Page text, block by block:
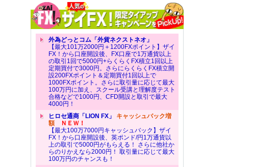
外為どっとコム「外貨ネクストネオ」
【最大101万2000円＋1200FXポイント】ザイ
FX！から口座開設後、FX口座で1万通貨以上
の取引1回で5000円+らくらくFX積立1回以上
定期買付で3000円。さらにらくらくFX積立開
設200FXポイント＆定期買付1回以上で
1000FXポイント。さらに取引量に応じて最大
100万円に加え、スクール受講と理解度テスト
合格などで1000円、CFD開設と取引で最大
4000円！
ヒロセ通商「LION FX」 キャッシュバック増
額ＮＥＷ！
【最大100万7000円キャッシュバック】ザイ
FX！から口座開設後、英ポンド/円1万通貨以
上の取引で5000円がもらえる！ さらに他社か
らのりかえなら2000円！ 取引量に応じて最大
100万円のチャンスも！